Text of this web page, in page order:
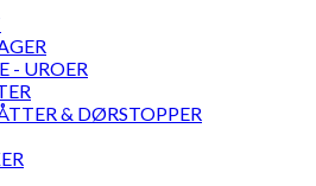
- UROER
& DØRSTOPPER